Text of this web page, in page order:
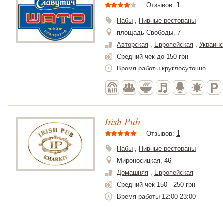
Отзывов: 1
Пабы , Пивные рестораны
площадь Свободы, 7
Авторская , Европейская ,
Средний чек до 150 грн
Время работы круглосуточно
Irish Pub
Отзывов: 1
Пабы , Пивные рестораны
Мироносицкая, 46
Домашняя , Европейская
Средний чек 150 - 250 грн
Время работы 12:00-23:00